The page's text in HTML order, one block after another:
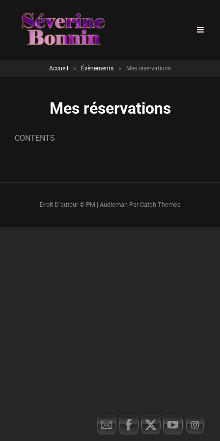
Accueil > Évènements > Mes réservations
Mes réservations
CONTENTS
Droit D’auteur © PM | Audioman Par Catch Themes